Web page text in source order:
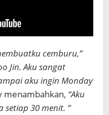
cemburu,”
Jin. Aku sangat
aku ingin Monday
menambahkan, “Aku
30 menit. “